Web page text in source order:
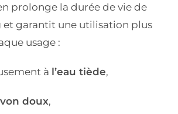
prolonge la durée de vie de
et garantit une utilisation plus
usage :
à l’eau tiède,
doux,